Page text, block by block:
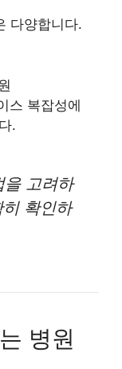
다양합니다.
스 복잡성에
.
을 고려하
확인하
병원